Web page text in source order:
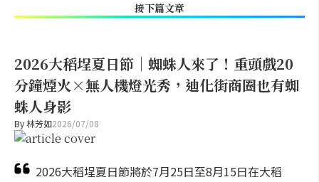
接下篇文章
2026大稻埕夏日節｜蜘蛛人來了！重頭戲20
分鐘煙火×無人機燈光秀，迪化街商圈也有蜘
蛛人身影
By林芳如2026/07/08
2026大稻埕夏日節將於7月25日至8月15日在大稻